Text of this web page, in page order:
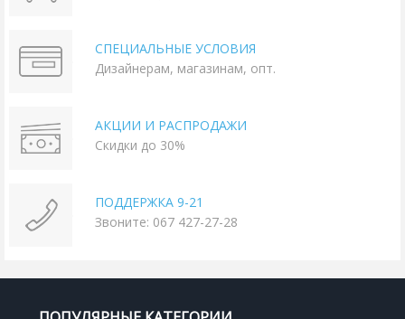
СПЕЦИАЛЬНЫЕ УСЛОВИЯ
Дизайнерам, магазинам, опт.
АКЦИИ И РАСПРОДАЖИ
Скидки до 30%
ПОДДЕРЖКА 9-21
Звоните: 067 427-27-28